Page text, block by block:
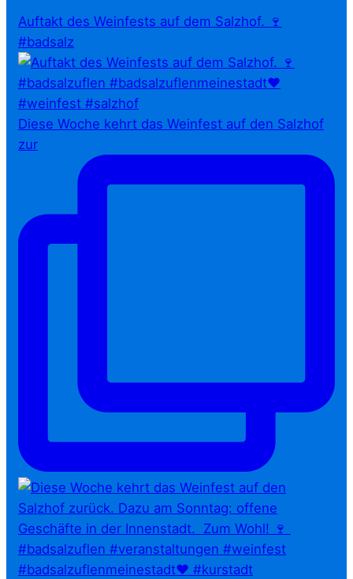
Auftakt des Weinfests auf dem Salzhof. 🍷
#badsalz
Diese Woche kehrt das Weinfest auf den Salzhof
zur